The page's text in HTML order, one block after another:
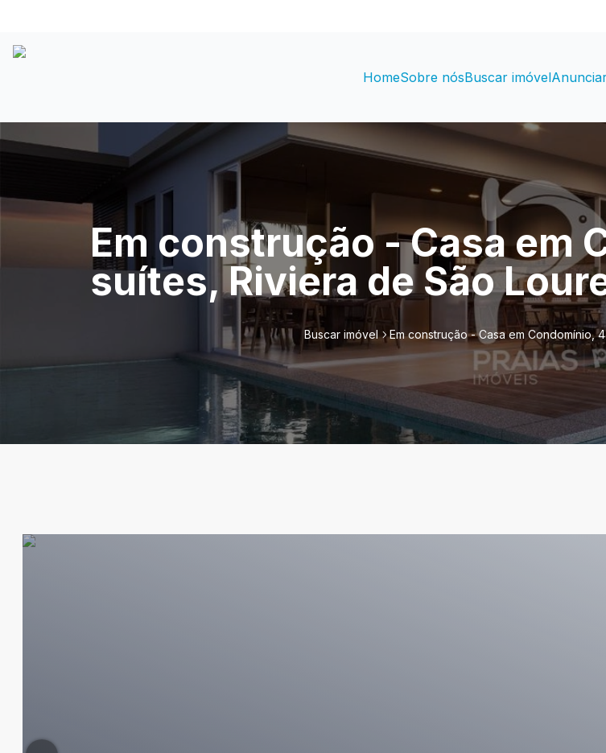
HomeSobre nósBuscar imóvel
Em construção - Casa em
suítes, Riviera de São
Buscar imóvel Em construção - Casa em Condomínio,